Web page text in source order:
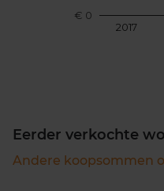
2017
€ 0
Eerder verkochte
Andere koopsommen